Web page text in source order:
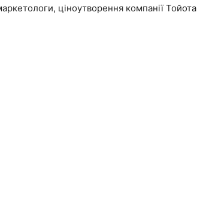
ціноутворення компанії Тойота